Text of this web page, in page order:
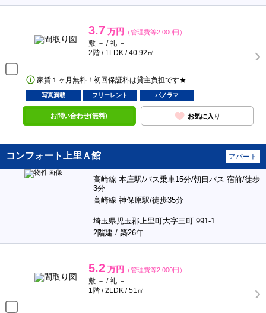
3.7 万円 （管理費等2,000円）
敷 － / 礼 －
2階 / 1LDK / 40.92㎡
家賃１ヶ月無料！初回保証料は貸主負担です★
写真満載 フリーレント パノラマ
お問い合わせ(無料) お気に入り
コンフォート上里Ａ館 アパート
高崎線 本庄駅/バス乗車15分/朝日バス 宿前/徒歩
3分
高崎線 神保原駅/徒歩35分
埼玉県児玉郡上里町大字三町 991-1
2階建 / 築26年
5.2 万円 （管理費等2,000円）
敷 － / 礼 －
1階 / 2LDK / 51㎡